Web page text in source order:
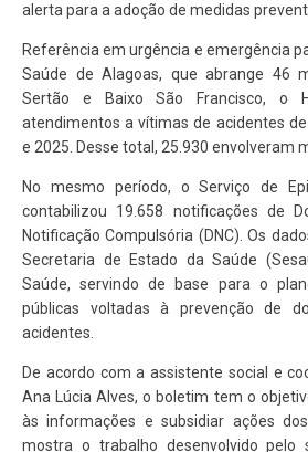
alerta para a adoção de medidas
Referência em urgência e emergência
Saúde de Alagoas, que abrange 46
Sertão e Baixo São Francisco, o
atendimentos a vítimas de acidentes
e 2025. Desse total, 25.930 envolveram
No mesmo período, o Serviço de
contabilizou 19.658 notificações de
Notificação Compulsória (DNC). Os
Secretaria de Estado da Saúde
Saúde, servindo de base para o
públicas voltadas à prevenção de
acidentes.
De acordo com a assistente social e
Ana Lúcia Alves, o boletim tem o
às informações e subsidiar ações
mostra o trabalho desenvolvido pelo